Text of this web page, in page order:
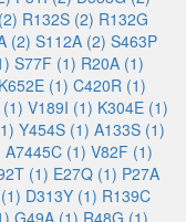
R132S (2) R132G
(2) S112A (2) S463P
S77F (1) R20A (1)
K652E (1) C420R (1)
V189I (1) K304E (1)
Y454S (1) A133S (1)
A7445C (1) V82F (1)
(1) E27Q (1) P27A
D313Y (1) R139C
G49A (1) R48G (1)